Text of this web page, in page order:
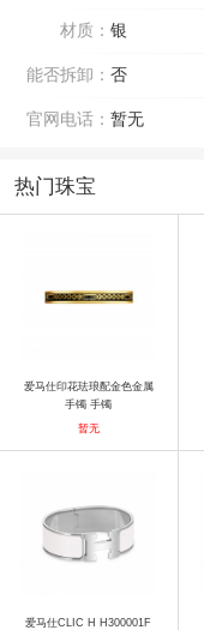
材质： 银
能否拆卸： 否
官网电话： 暂无
热门珠宝
爱马仕印花珐琅配金色金属
手镯 手镯
暂无
爱马仕CLIC H H300001F